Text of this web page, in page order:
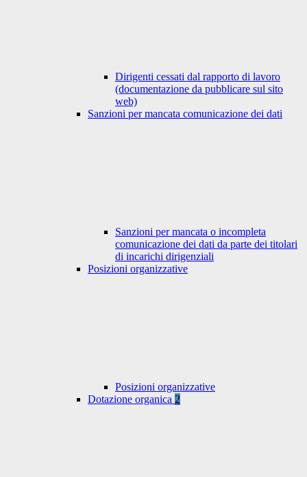
Dirigenti cessati dal rapporto di lavoro
(documentazione da pubblicare sul sito
web)
Sanzioni per mancata comunicazione dei dati
Sanzioni per mancata o incompleta
comunicazione dei dati da parte dei titolari
di incarichi dirigenziali
Posizioni organizzative
Posizioni organizzative
Dotazione organica 2